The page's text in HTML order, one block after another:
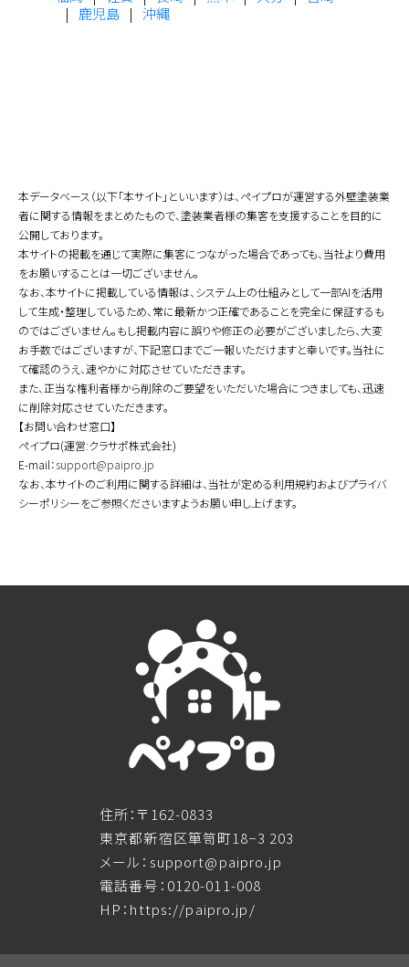
鹿児島
沖縄
本データベース（以下「本サイト」といいます）は、ペイプロが運営する外壁塗装業
者に関する情報をまとめたもので、塗装業者様の集客を支援することを目的に
公開しております。
本サイトの掲載を通じて実際に集客につながった場合であっても、当社より費用
をお願いすることは一切ございません。
なお、本サイトに掲載している情報は、システム上の仕組みとして一部AIを活用
して生成・整理しているため、常に最新かつ正確であることを完全に保証するも
のではございません。もし掲載内容に誤りや修正の必要がございましたら、大変
お手数ではございますが、下記窓口までご一報いただけますと幸いです。当社に
て確認のうえ、速やかに対応させていただきます。
また、正当な権利者様から削除のご要望をいただいた場合につきましても、迅速
に削除対応させていただきます。
【お問い合わせ窓口】
ペイプロ(運営:クラサポ株式会社)
E-mail：support@paipro.jp
なお、本サイトのご利用に関する詳細は、当社が定める利用規約およびプライバ
シーポリシーをご参照くださいますようお願い申し上げます。
住所：〒162-0833
東京都新宿区箪笥町18−3 203
メール：support@paipro.jp
電話番号：0120-011-008
HP：https://paipro.jp/